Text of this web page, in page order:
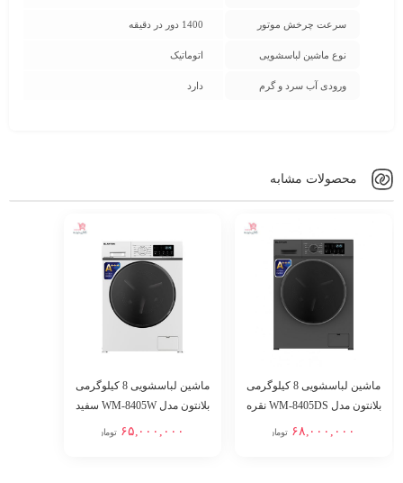
سرعت چرخش موتور 1400 دور در دقیقه
نوع ماشین لباسشویی اتوماتیک
ورودی آب سرد و گرم دارد
محصولات مشابه
ماشین لباسشویی 8 کیلوگرمی
بلانتون مدل WM-8405DS نقره
۶۸,۰۰۰,۰۰۰ تومان
ماشین لباسشویی 8 کیلوگرمی
بلانتون مدل WM-8405W سفید
۶۵,۰۰۰,۰۰۰ تومان